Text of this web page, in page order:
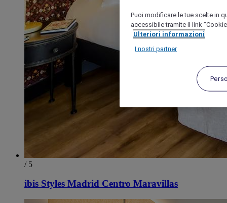
/ 5
ibis Styles Madrid Centro Maravillas
Puoi modificare le tue scelte in
accessibile tramite il link
Ulteriori informazioni
I nostri partner